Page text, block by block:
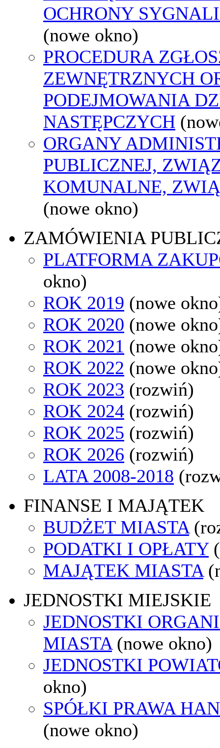
OCHRONY
(nowe okno)
PROCEDURA
ZEWNĘTRZNYCH
PODEJMOWANIA
NASTĘPCZYCH
ORGANY
PUBLICZNEJ,
KOMUNALNE,
(nowe okno)
ZAMÓWIENIA
PLATFORMA
okno)
ROK 2019 (nowe
ROK 2020 (nowe
ROK 2021 (nowe
ROK 2022 (nowe
ROK 2023 (rozwiń)
ROK 2024 (rozwiń)
ROK 2025 (rozwiń)
ROK 2026 (rozwiń)
LATA 2008-2018
FINANSE I MAJĄTEK
BUDŻET MIASTA
PODATKI I OPŁATY
MAJĄTEK MIASTA
JEDNOSTKI MIEJSKIE
JEDNOSTKI
MIASTA (nowe okno)
JEDNOSTKI
okno)
SPÓŁKI PRAWA
(nowe okno)